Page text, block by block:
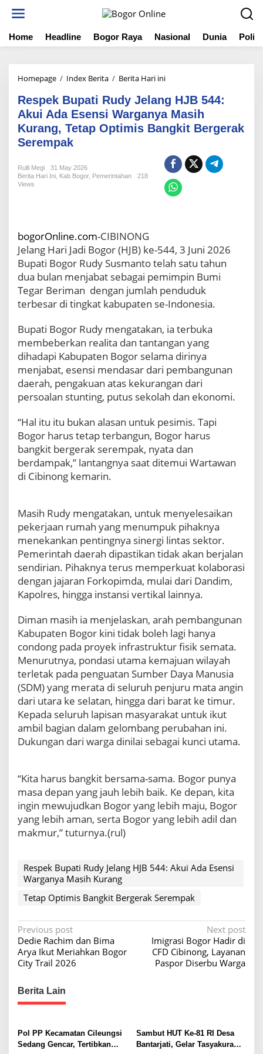
t
Home Headline Bogor Raya Nasional Dunia
Homepage / Index Berita / Berita Hari ini
s
p
k
u
p
a
t
y
J
e
l
a
n
H
B
5
4
4
:
A
u
i
A
a
n
s
i
W
a
r
g
a
y
a
M
a
s
i
K
u
r
a
n
g
e
t
a
p
O
m
s
g
k
i
e
r
a
Respek Bupati Rudy Jelang HJB 544:
Akui Ada Esensi Warganya Masih
Kurang, Tetap Optimis Bangkit Bergerak
Serempak
Rulli Megi
31 May 2026
Berita Hari Ini Kab Bogor, Pemerintahan
218
Views
bogorOnline.com-CIBINONG
Jelang Hari Jadi Bogor (HJB) ke-544, 3 Juni 2026
Bupati Bogor Rudy Susmanto telah satu tahun
dua bulan menjabat sebagai pemimpin Bumi
Tegar Beriman dengan jumlah penduduk
terbesar di tingkat kabupaten se-Indonesia.
Bupati Bogor Rudy mengatakan, ia terbuka
membeberkan realita dan tantangan yang
dihadapi Kabupaten Bogor selama dirinya
menjabat, esensi mendasar dari pembangunan
daerah, pengakuan atas kekurangan dari
persoalan stunting, putus sekolah dan ekonomi.
“Hal itu itu bukan alasan untuk pesimis. Tapi
Bogor harus tetap terbangun, Bogor harus
bangkit bergerak serempak, nyata dan
berdampak,” lantangnya saat ditemui Wartawan
di Cibinong kemarin.
Masih Rudy mengatakan, untuk menyelesaikan
pekerjaan rumah yang menumpuk pihaknya
menekankan pentingnya sinergi lintas sektor.
Pemerintah daerah dipastikan tidak akan berjalan
sendirian. Pihaknya terus memperkuat kolaborasi
dengan jajaran Forkopimda, mulai dari Dandim,
Kapolres, hingga instansi vertikal lainnya.
Diman masih ia menjelaskan, arah pembangunan
Kabupaten Bogor kini tidak boleh lagi hanya
condong pada proyek infrastruktur fisik semata.
Menurutnya, pondasi utama kemajuan wilayah
terletak pada penguatan Sumber Daya Manusia
(SDM) yang merata di seluruh penjuru mata angin
dari utara ke selatan, hingga dari barat ke timur.
Kepada seluruh lapisan masyarakat untuk ikut
ambil bagian dalam gelombang perubahan ini.
Dukungan dari warga dinilai sebagai kunci utama.
“Kita harus bangkit bersama-sama. Bogor punya
masa depan yang jauh lebih baik. Ke depan, kita
ingin mewujudkan Bogor yang lebih maju, Bogor
yang lebih aman, serta Bogor yang lebih adil dan
makmur,” tuturnya.(rul)
Respek Bupati Rudy Jelang HJB 544: Akui Ada Esensi
Warganya Masih Kurang
Tetap Optimis Bangkit Bergerak Serempak
P
o
s
n
v
i
Previous post
Dedie Rachim dan Bima
Arya Ikut Meriahkan Bogor
City Trail 2026
Next post
Imigrasi Bogor Hadir di
CFD Cibinong, Layanan
Paspor Diserbu Warga
Berita Lain
Pol PP Kecamatan Cileungsi
Sedang Gencar, Tertibkan
Sambut HUT Ke-81 RI Desa
Bantarjati, Gelar Tasyakuran